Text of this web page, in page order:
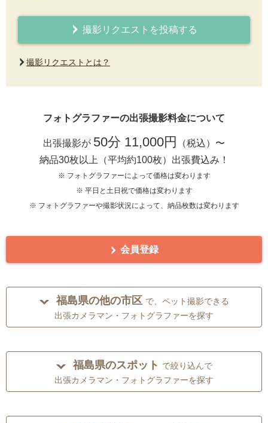
撮影リクエストを投稿する
撮影リクエストとは？
フォトグラファーの出張撮影料金について
出張撮影が 50分 11,000円
（税込）〜
納品30枚以上（平均約100枚）出張費込み！
※ フォトグラファーによって価格は変わります
※ 平日と土日祝で価格は変わります
※ フォトグラファーや撮影状況によって、納品枚数は変わります
会員登録
福島県の他の市区 で、ペット撮影できる
出張カメラマン・フォトグラファーを探す
福島県のスポット で絞り込んで
出張カメラマン・フォトグラファーを探す